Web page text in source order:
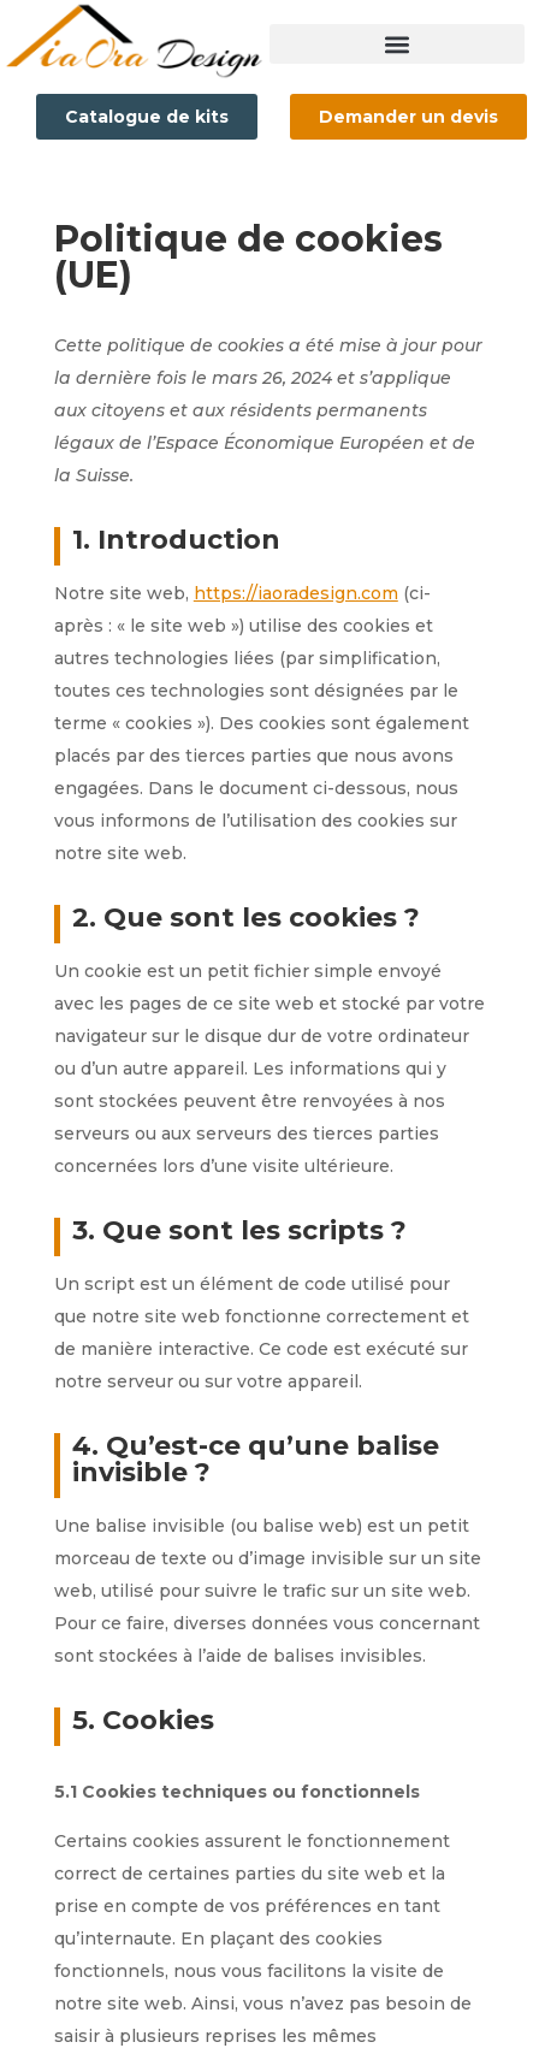
Catalogue de kits Demander un devis
Politique de cookies
(UE)
Cette politique de cookies a été mise à jour pour
la dernière fois le mars 26, 2024 et s’applique
aux citoyens et aux résidents permanents
légaux de l’Espace Économique Européen et de
la Suisse.
1. Introduction
Notre site web, https://iaoradesign.com (ci-
après : « le site web ») utilise des cookies et
autres technologies liées (par simplification,
toutes ces technologies sont désignées par le
terme « cookies »). Des cookies sont également
placés par des tierces parties que nous avons
engagées. Dans le document ci-dessous, nous
vous informons de l’utilisation des cookies sur
notre site web.
2. Que sont les cookies ?
Un cookie est un petit fichier simple envoyé
avec les pages de ce site web et stocké par votre
navigateur sur le disque dur de votre ordinateur
ou d’un autre appareil. Les informations qui y
sont stockées peuvent être renvoyées à nos
serveurs ou aux serveurs des tierces parties
concernées lors d’une visite ultérieure.
3. Que sont les scripts ?
Un script est un élément de code utilisé pour
que notre site web fonctionne correctement et
de manière interactive. Ce code est exécuté sur
notre serveur ou sur votre appareil.
4. Qu’est-ce qu’une balise
invisible ?
Une balise invisible (ou balise web) est un petit
morceau de texte ou d’image invisible sur un site
web, utilisé pour suivre le trafic sur un site web.
Pour ce faire, diverses données vous concernant
sont stockées à l’aide de balises invisibles.
5. Cookies
5.1 Cookies techniques ou fonctionnels
Certains cookies assurent le fonctionnement
correct de certaines parties du site web et la
prise en compte de vos préférences en tant
qu’internaute. En plaçant des cookies
fonctionnels, nous vous facilitons la visite de
notre site web. Ainsi, vous n’avez pas besoin de
saisir à plusieurs reprises les mêmes